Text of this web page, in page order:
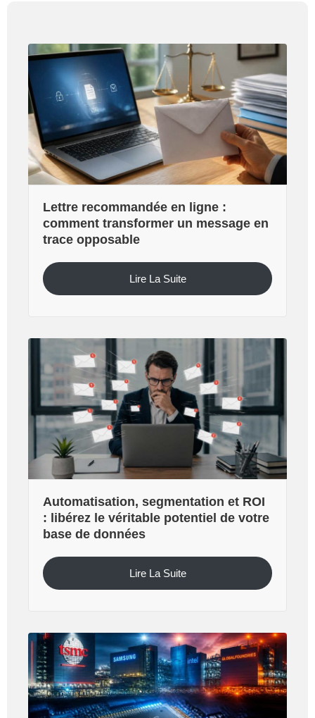
Lettre recommandée en ligne :
comment transformer un message en
trace opposable
Lire La Suite
Automatisation, segmentation et ROI
: libérez le véritable potentiel de votre
base de données
Lire La Suite